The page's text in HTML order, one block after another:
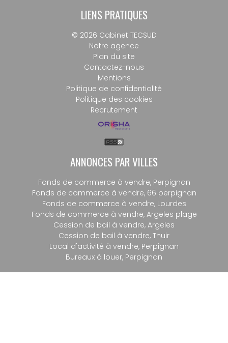
LIENS PRATIQUES
© 2026 Cabinet TECSUD
Notre agence
Plan du site
Contactez-nous
Mentions
Politique de confidentialité
Politique des cookies
Recrutement
ANNONCES PAR VILLES
Fonds de commerce à vendre, Perpignan
Fonds de commerce à vendre, 66 perpignan
Fonds de commerce à vendre, Lourdes
Fonds de commerce à vendre, Argeles plage
Cession de bail à vendre, Argeles
Cession de bail à vendre, Thuir
Local d'activité à vendre, Perpignan
Bureaux à louer, Perpignan